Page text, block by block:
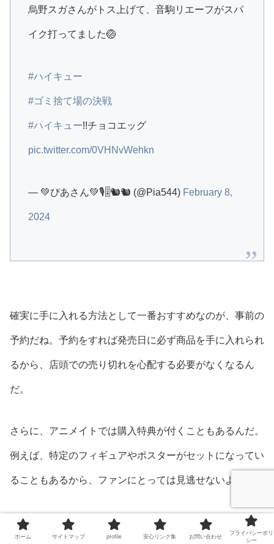
烏野スガさんがトス上げて、音駒リエーフがスパ
イク打ってました🏐
#ハイキュー
#ゴミ捨て場の決戦
#ハイキュー!!チョコエッグ
pic.twitter.com/0VHNvWehkn
— 💚ぴあさん💚🎙🎚️🐿🐿 (@Pia544) February 8,
2024
確実に手に入れる方法として一番おすすめなのが、事前の
予約だね。予約をすれば発売日に必ず商品を手に入れられ
るから、店頭での売り切れを心配する必要がなくなるん
だ。
さらに、アニメイトでは購入特典が付くこともあるんだ。
例えば、特定のフィギュアやポスターがセットになってい
ることもあるから、ファンにとっては見逃せないよね。
ただし、発売直後や人気商品の場合は予約受付が早めに締
ホーム サイトマップ profile 安心リンク集 お問い合わせ
プライバシーポリ
シー